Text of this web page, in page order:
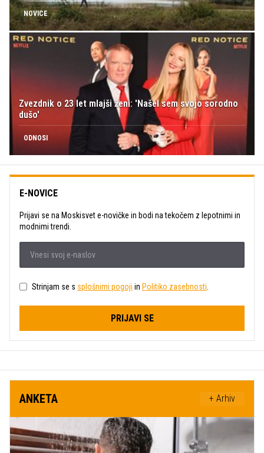
NOVICE
Zvezdnik o 23 let mlajši ženi: 'Našel sem svojo sorodno
dušo'
ODNOSI
E-NOVICE
Prijavi se na Moskisvet e-novičke in bodi na tekočem z lepotnimi in
modnimi trendi.
Strinjam se s splošnimi pogoji in Politiko zasebnosti
PRIJAVI SE
ANKETA + Arhiv